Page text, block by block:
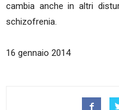
cambia anche in altri
schizofrenia.
16 gennaio 2014